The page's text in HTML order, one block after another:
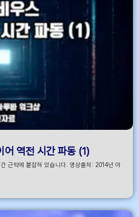
역전 시간 파동 (1)
근막에 붙잡혀 있습니다. 영상출처: 2014년 아